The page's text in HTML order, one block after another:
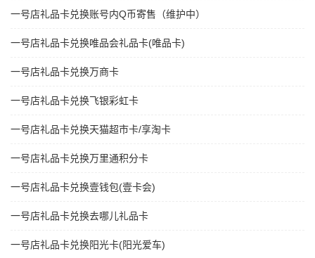
一号店礼品卡兑换账号内Q币寄售（维护中）
一号店礼品卡兑换唯品会礼品卡(唯品卡)
一号店礼品卡兑换万商卡
一号店礼品卡兑换飞银彩虹卡
一号店礼品卡兑换天猫超市卡/享淘卡
一号店礼品卡兑换万里通积分卡
一号店礼品卡兑换壹钱包(壹卡会)
一号店礼品卡兑换去哪儿礼品卡
一号店礼品卡兑换阳光卡(阳光爱车)